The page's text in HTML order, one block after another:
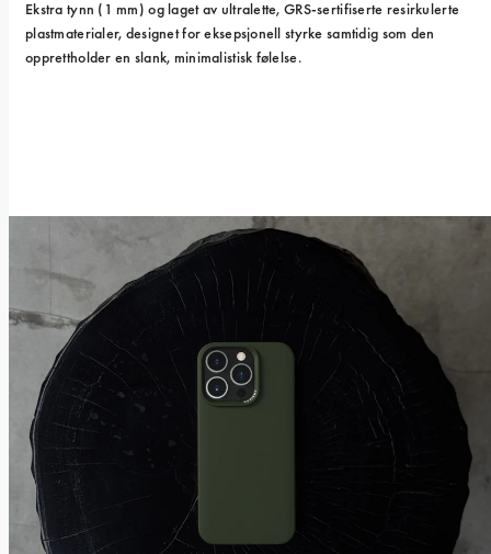
Ekstra tynn (1 mm) og laget av ultralette, GRS-sertifiserte resirkulerte
plastmaterialer, designet for eksepsjonell styrke samtidig som den
opprettholder en slank, minimalistisk følelse.